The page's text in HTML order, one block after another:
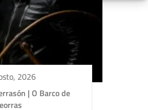
2026
| O Barco de